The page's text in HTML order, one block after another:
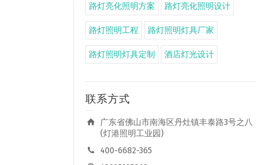
路灯亮化照明方案 路灯亮化照明设计
路灯照明工程 路灯照明灯具厂家
路灯照明灯具定制 酒店灯光设计
联系方式
广东省佛山市南海区丹灶镇丰泰路3号之八
(灯港照明工业园)
400-6682-365